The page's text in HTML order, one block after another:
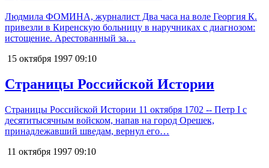
Людмила ФОМИНА, журналист Два часа на воле Георгия К.
привезли в Киренскую больницу в наручниках с диагнозом:
истощение. Арестованный за…
15 октября 1997 09:10
Страницы Российской Истории
Страницы Российской Истории 11 октября 1702 -- Петр I с
десятитысячным войском, напав на город Орешек,
принадлежавший шведам, вернул его…
11 октября 1997 09:10